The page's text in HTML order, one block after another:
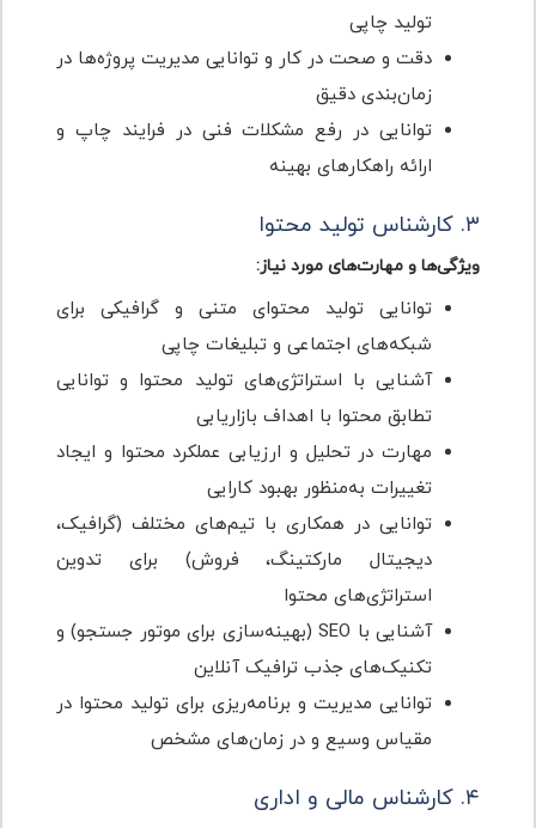
تولید چاپی
دقت و صحت در کار و توانایی مدیریت پروژه‌ها در
زمان‌بندی دقیق
توانایی در رفع مشکلات فنی در فرایند چاپ و
ارائه راهکارهای بهینه
۳. کارشناس تولید محتوا
ویژگی‌ها و مهارت‌های مورد نیاز:
توانایی تولید محتوای متنی و گرافیکی برای
شبکه‌های اجتماعی و تبلیغات چاپی
آشنایی با استراتژی‌های تولید محتوا و توانایی
تطابق محتوا با اهداف بازاریابی
مهارت در تحلیل و ارزیابی عملکرد محتوا و ایجاد
تغییرات به‌منظور بهبود کارایی
توانایی در همکاری با تیم‌های مختلف (گرافیک،
دیجیتال مارکتینگ، فروش) برای تدوین
استراتژی‌های محتوا
آشنایی با SEO (بهینه‌سازی برای موتور جستجو) و
تکنیک‌های جذب ترافیک آنلاین
توانایی مدیریت و برنامه‌ریزی برای تولید محتوا در
مقیاس وسیع و در زمان‌های مشخص
۴. کارشناس مالی و اداری